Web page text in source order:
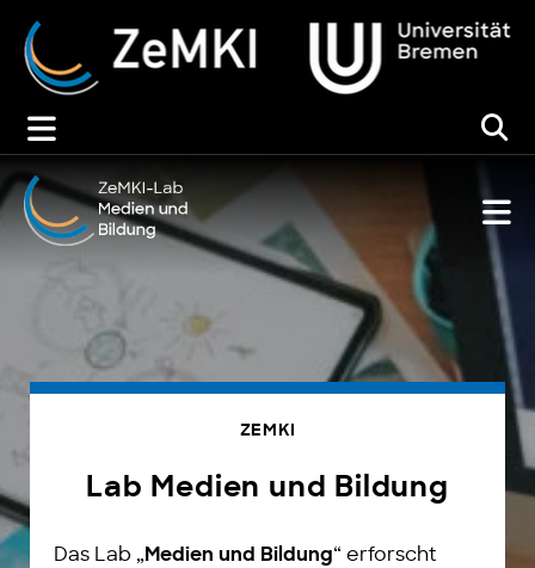
Zum
Inhalt
springen
ZEMKI
Lab Medien und Bildung
Das Lab „ Medien und Bildung“ erforscht